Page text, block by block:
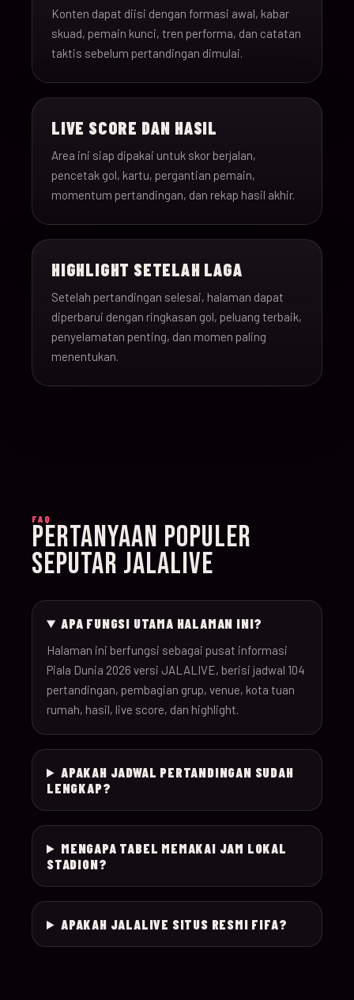
014
26
12:00 Spain v Cape Verde
15-Jun-
26
Iran v New Zealand
016
15-Jun-
12:00
017
16-Jun-
15:00 France v Senegal
018
26
18:00
019
16-Jun-
26
20:00 Argentina v Algeria
020 21:00 Austria v Jordan
26
023
17-Jun-
12:00
17-Jun-
26
18-Jun-
26
12:00
18-Jun-
26
Switzerland v
Herzegovina
027
18-Jun-
15:00 Canada v Qatar
028
26
19:00 Mexico v South
029 21:00 Brazil v Haiti
Konten dapat diisi dengan formasi awal, kabar
skuad, pemain kunci, tren performa, dan catatan
taktis sebelum pertandingan dimulai.
LIVE SCORE DAN HASIL
Area ini siap dipakai untuk skor berjalan,
pencetak gol, kartu, pergantian pemain,
momentum pertandingan, dan rekap hasil akhir.
HIGHLIGHT SETELAH LAGA
Setelah pertandingan selesai, halaman dapat
diperbarui dengan ringkasan gol, peluang terbaik,
penyelamatan penting, dan momen paling
menentukan.
FAQ
PERTANYAAN POPULER
SEPUTAR JALALIVE
APA FUNGSI UTAMA HALAMAN INI?
Halaman ini berfungsi sebagai pusat informasi
Piala Dunia 2026 versi JALALIVE, berisi jadwal 104
pertandingan, pembagian grup, venue, kota tuan
rumah, hasil, live score, dan highlight.
APAKAH JADWAL PERTANDINGAN SUDAH
LENGKAP?
MENGAPA TABEL MEMAKAI JAM LOKAL
STADION?
APAKAH JALALIVE SITUS RESMI FIFA?